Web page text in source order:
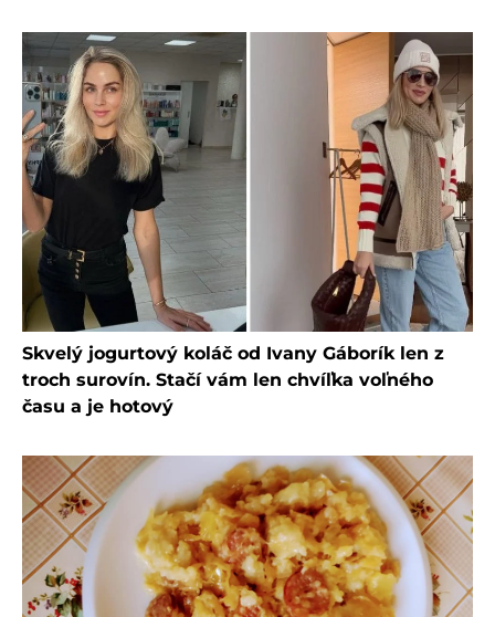
Skvelý jogurtový koláč od Ivany Gáborík len z
troch surovín. Stačí vám len chvíľka voľného
času a je hotový